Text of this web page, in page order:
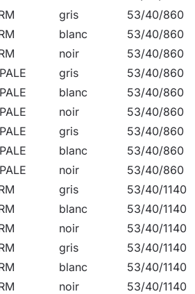
gris 53/40/860
blanc 53/40/860
noir 53/40/860
gris 53/40/860
blanc 53/40/860
noir 53/40/860
gris 53/40/860
blanc 53/40/860
noir 53/40/860
gris 53/40/1140
blanc 53/40/1140
noir 53/40/1140
gris 53/40/1140
blanc 53/40/1140
noir 53/40/1140